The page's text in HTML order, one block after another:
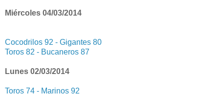
Miércoles 04/03/2014
Cocodrilos 92 - Gigantes 80
Toros 82 - Bucaneros 87
Lunes 02/03/2014
Toros 74 - Marinos 92